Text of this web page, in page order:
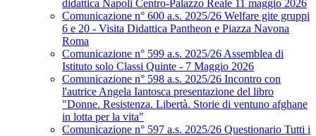
didattica Napoli Centro-Palazzo Reale 11 maggio 2026
Comunicazione n° 600 a.s. 2025/26 Welfare gite gruppi
6 e 20 - Visita Didattica Pantheon e Piazza Navona
Roma
Comunicazione n° 599 a.s. 2025/26 Assemblea di
Istituto solo Classi Quinte - 7 Maggio 2026
Comunicazione n° 598 a.s. 2025/26 Incontro con
l'autrice Angela Iantosca presentazione del libro
"Donne. Resistenza. Libertà. Storie di ventuno afghane
in lotta per la vita"
Comunicazione n° 597 a.s. 2025/26 Questionario Tutti i